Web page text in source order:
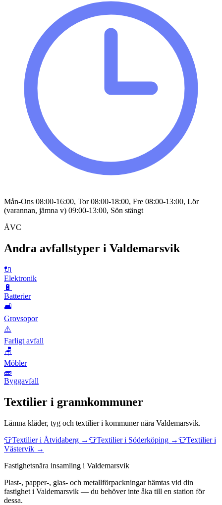
Mån-Ons 08:00-16:00, Tor 08:00-18:00, Fre 08:00-13:00, Lör
(varannan, jämna v) 09:00-13:00, Sön stängt
ÅVC
Andra avfallstyper i Valdemarsvik
🔌
Elektronik
🔋
Batterier
🛋️
Grovsopor
⚠️
Farligt avfall
🪑
Möbler
🧱
Byggavfall
Textilier i grannkommuner
Lämna kläder, tyg och textilieri kommuner nära Valdemarsvik.
👕Textilieri Åtvidaberg →👕Textilieri Söderköping →👕Textilieri
Västervik →
Fastighetsnära insamling i Valdemarsvik
Plast-, papper-, glas- och metallförpackningar hämtas vid din
fastighet i Valdemarsvik — du behöver inte åka till en station för
dessa.